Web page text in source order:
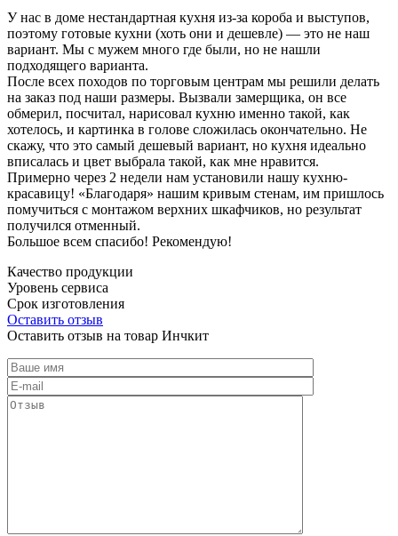
У нас в доме нестандартная кухня из-за короба и выступов,
поэтому готовые кухни (хоть они и дешевле) — это не наш
вариант. Мы с мужем много где были, но не нашли
подходящего варианта.
После всех походов по торговым центрам мы решили делать
на заказ под наши размеры. Вызвали замерщика, он все
обмерил, посчитал, нарисовал кухню именно такой, как
хотелось, и картинка в голове сложилась окончательно. Не
скажу, что это самый дешевый вариант, но кухня идеально
вписалась и цвет выбрала такой, как мне нравится.
Примерно через 2 недели нам установили нашу кухню-
красавицу! «Благодаря» нашим кривым стенам, им пришлось
помучиться с монтажом верхних шкафчиков, но результат
получился отменный.
Большое всем спасибо! Рекомендую!
Качество продукции
Уровень сервиса
Срок изготовления
Оставить отзыв
Оставить отзыв на товар Инчкит